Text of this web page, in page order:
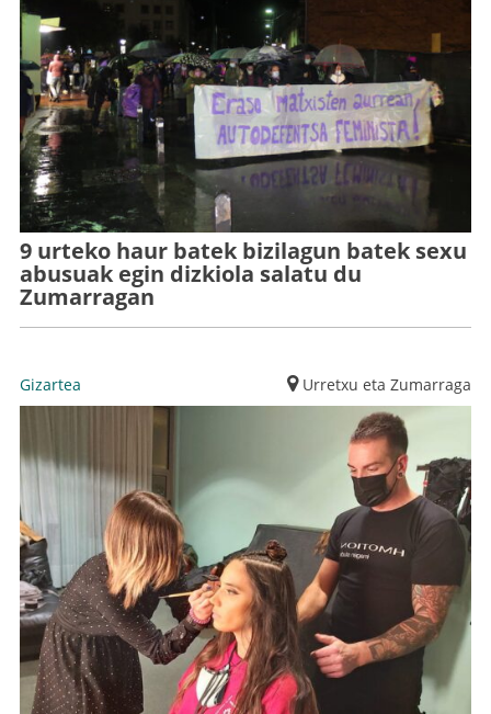
9 urteko haur batek bizilagun batek sexu
abusuak egin dizkiola salatu du
Zumarragan
Gizartea Urretxu eta Zumarraga